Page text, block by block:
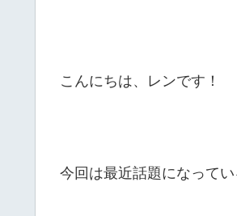
こんにちは、レンです！
今回は最近話題になって